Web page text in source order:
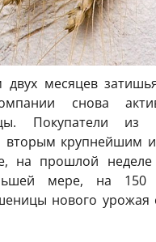
месяцев
снова
Покупатели из
вторым крупнейшим
на прошлой неделе
мере, на 150
нового урожая